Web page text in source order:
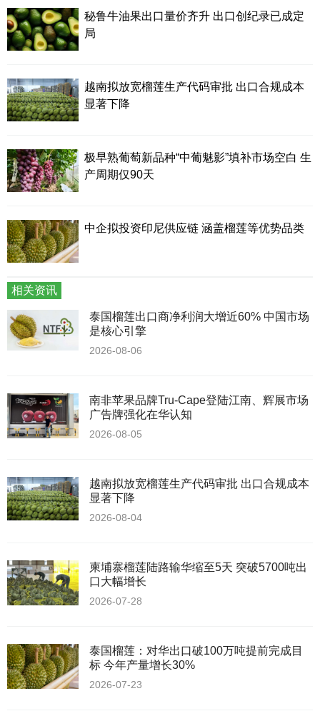
秘鲁牛油果出口量价齐升 出口创纪录已成定
局
越南拟放宽榴莲生产代码审批 出口合规成本
显著下降
极早熟葡萄新品种“中葡魅影”填补市场空白 生
产周期仅90天
中企拟投资印尼供应链 涵盖榴莲等优势品类
相关资讯
泰国榴莲出口商净利润大增近60% 中国市场
是核心引擎
2026-08-06
南非苹果品牌Tru-Cape登陆江南、辉展市场
广告牌强化在华认知
2026-08-05
越南拟放宽榴莲生产代码审批 出口合规成本
显著下降
2026-08-04
柬埔寨榴莲陆路输华缩至5天 突破5700吨出
口大幅增长
2026-07-28
泰国榴莲：对华出口破100万吨提前完成目
标 今年产量增长30%
2026-07-23